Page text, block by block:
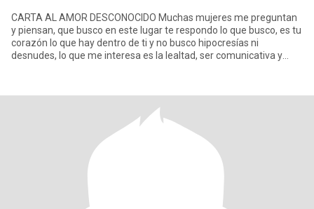
CARTA AL AMOR DESCONOCIDO Muchas mujeres me preguntan
y piensan, que busco en este lugar te respondo lo que busco, es tu
corazón lo que hay dentro de ti y no busco hipocresías ni
desnudes, lo que me interesa es la lealtad, ser comunicativa y